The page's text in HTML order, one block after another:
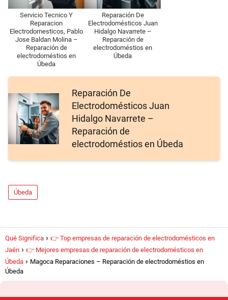
Servicio Tecnico Y
Reparacion
Electrodomesticos, Pablo
Jose Baldan Molina –
Reparación de
electrodoméstios en
Úbeda
Reparación De
Electrodomésticos Juan
Hidalgo Navarrete –
Reparación de
electrodoméstios en
Úbeda
Reparación De
Electrodomésticos Juan
Hidalgo Navarrete –
Reparación de
electrodoméstios en Úbeda
Úbeda
Qué Significa
👉 Top empresas de reparación de electrodomésticos en
Jaén
👉 Mejores empresas de reparación de electrodomésticos en
Úbeda
Magoca Reparaciones – Reparación de electrodoméstios en
Úbeda